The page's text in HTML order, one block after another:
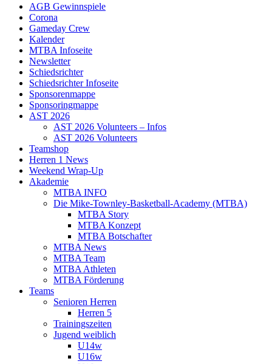
AGB Gewinnspiele
Corona
Gameday Crew
Kalender
MTBA Infoseite
Newsletter
Schiedsrichter
Schiedsrichter Infoseite
Sponsorenmappe
Sponsoringmappe
AST 2026
AST 2026 Volunteers – Infos
AST 2026 Volunteers
Teamshop
Herren 1 News
Weekend Wrap-Up
Akademie
MTBA INFO
Die Mike-Townley-Basketball-Academy (MTBA)
MTBA Story
MTBA Konzept
MTBA Botschafter
MTBA News
MTBA Team
MTBA Athleten
MTBA Förderung
Teams
Senioren Herren
Herren 5
Trainingszeiten
Jugend weiblich
U14w
U16w